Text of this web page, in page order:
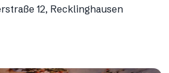
12, Recklinghausen